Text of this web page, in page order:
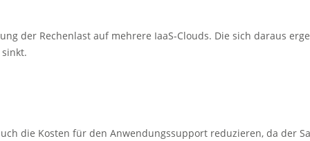
Rechenlast auf mehrere IaaS-Clouds. Die sich daraus
die Kosten für den Anwendungssupport reduzieren, da